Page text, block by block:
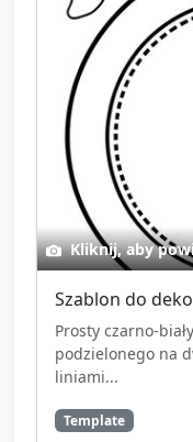
Kliknij, aby
Szablon do
Prosty czarno-
podzielonego na
liniami...
Template